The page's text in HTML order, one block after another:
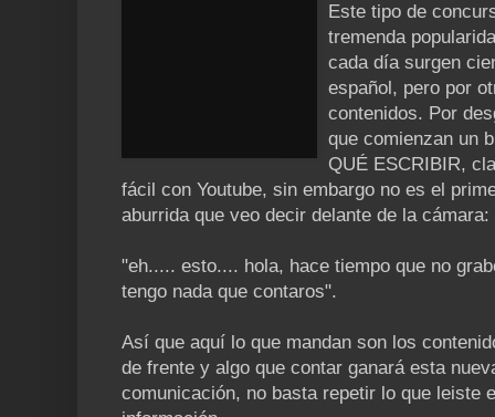
Este tipo de
tremenda
cada día surgen
español, pero por
contenidos. Por
que comienzan un
QUÉ ESCRIBIR,
fácil con Youtube, sin embargo no es el
aburrida que veo decir delante de la cámara:
"eh..... esto.... hola, hace tiempo que no
tengo nada que contaros".
Así que aquí lo que mandan son los
de frente y algo que contar ganará esta
comunicación, no basta repetir lo que leiste